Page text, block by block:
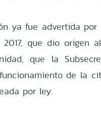
ya fue advertida por
que dio origen
que la
de la
por ley.